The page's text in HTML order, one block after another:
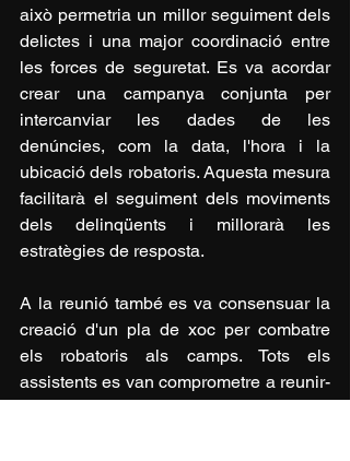
això permetria un millor seguiment dels
delictes i una major coordinació entre
les forces de seguretat. Es va acordar
crear una campanya conjunta per
intercanviar les dades de les
denúncies, com la data, l'hora i la
ubicació dels robatoris. Aquesta mesura
facilitarà el seguiment dels moviments
dels delinqüents i millorarà les
estratègies de resposta.
A la reunió també es va consensuar la
creació d'un pla de xoc per combatre
els robatoris als camps. Tots els
assistents es van comprometre a reunir-